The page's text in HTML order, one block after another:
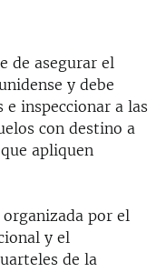
de asegurar el
y debe
inspeccionar a las
con destino a
apliquen
organizada por el
y el
de la